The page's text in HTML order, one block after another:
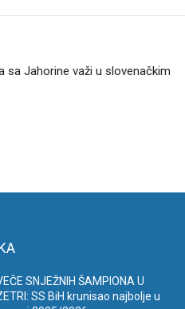
sa Jahorine važi u slovenačkim
SNJEŽNIH ŠAMPIONA U
SS BiH krunisao najbolje u